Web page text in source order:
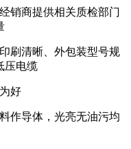
销商提供相关质检部门
刷清晰、外包装型号规
压电缆
好
作导体，光亮无油污均